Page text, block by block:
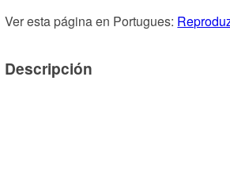
Ver esta página en Portugues:
Descripción